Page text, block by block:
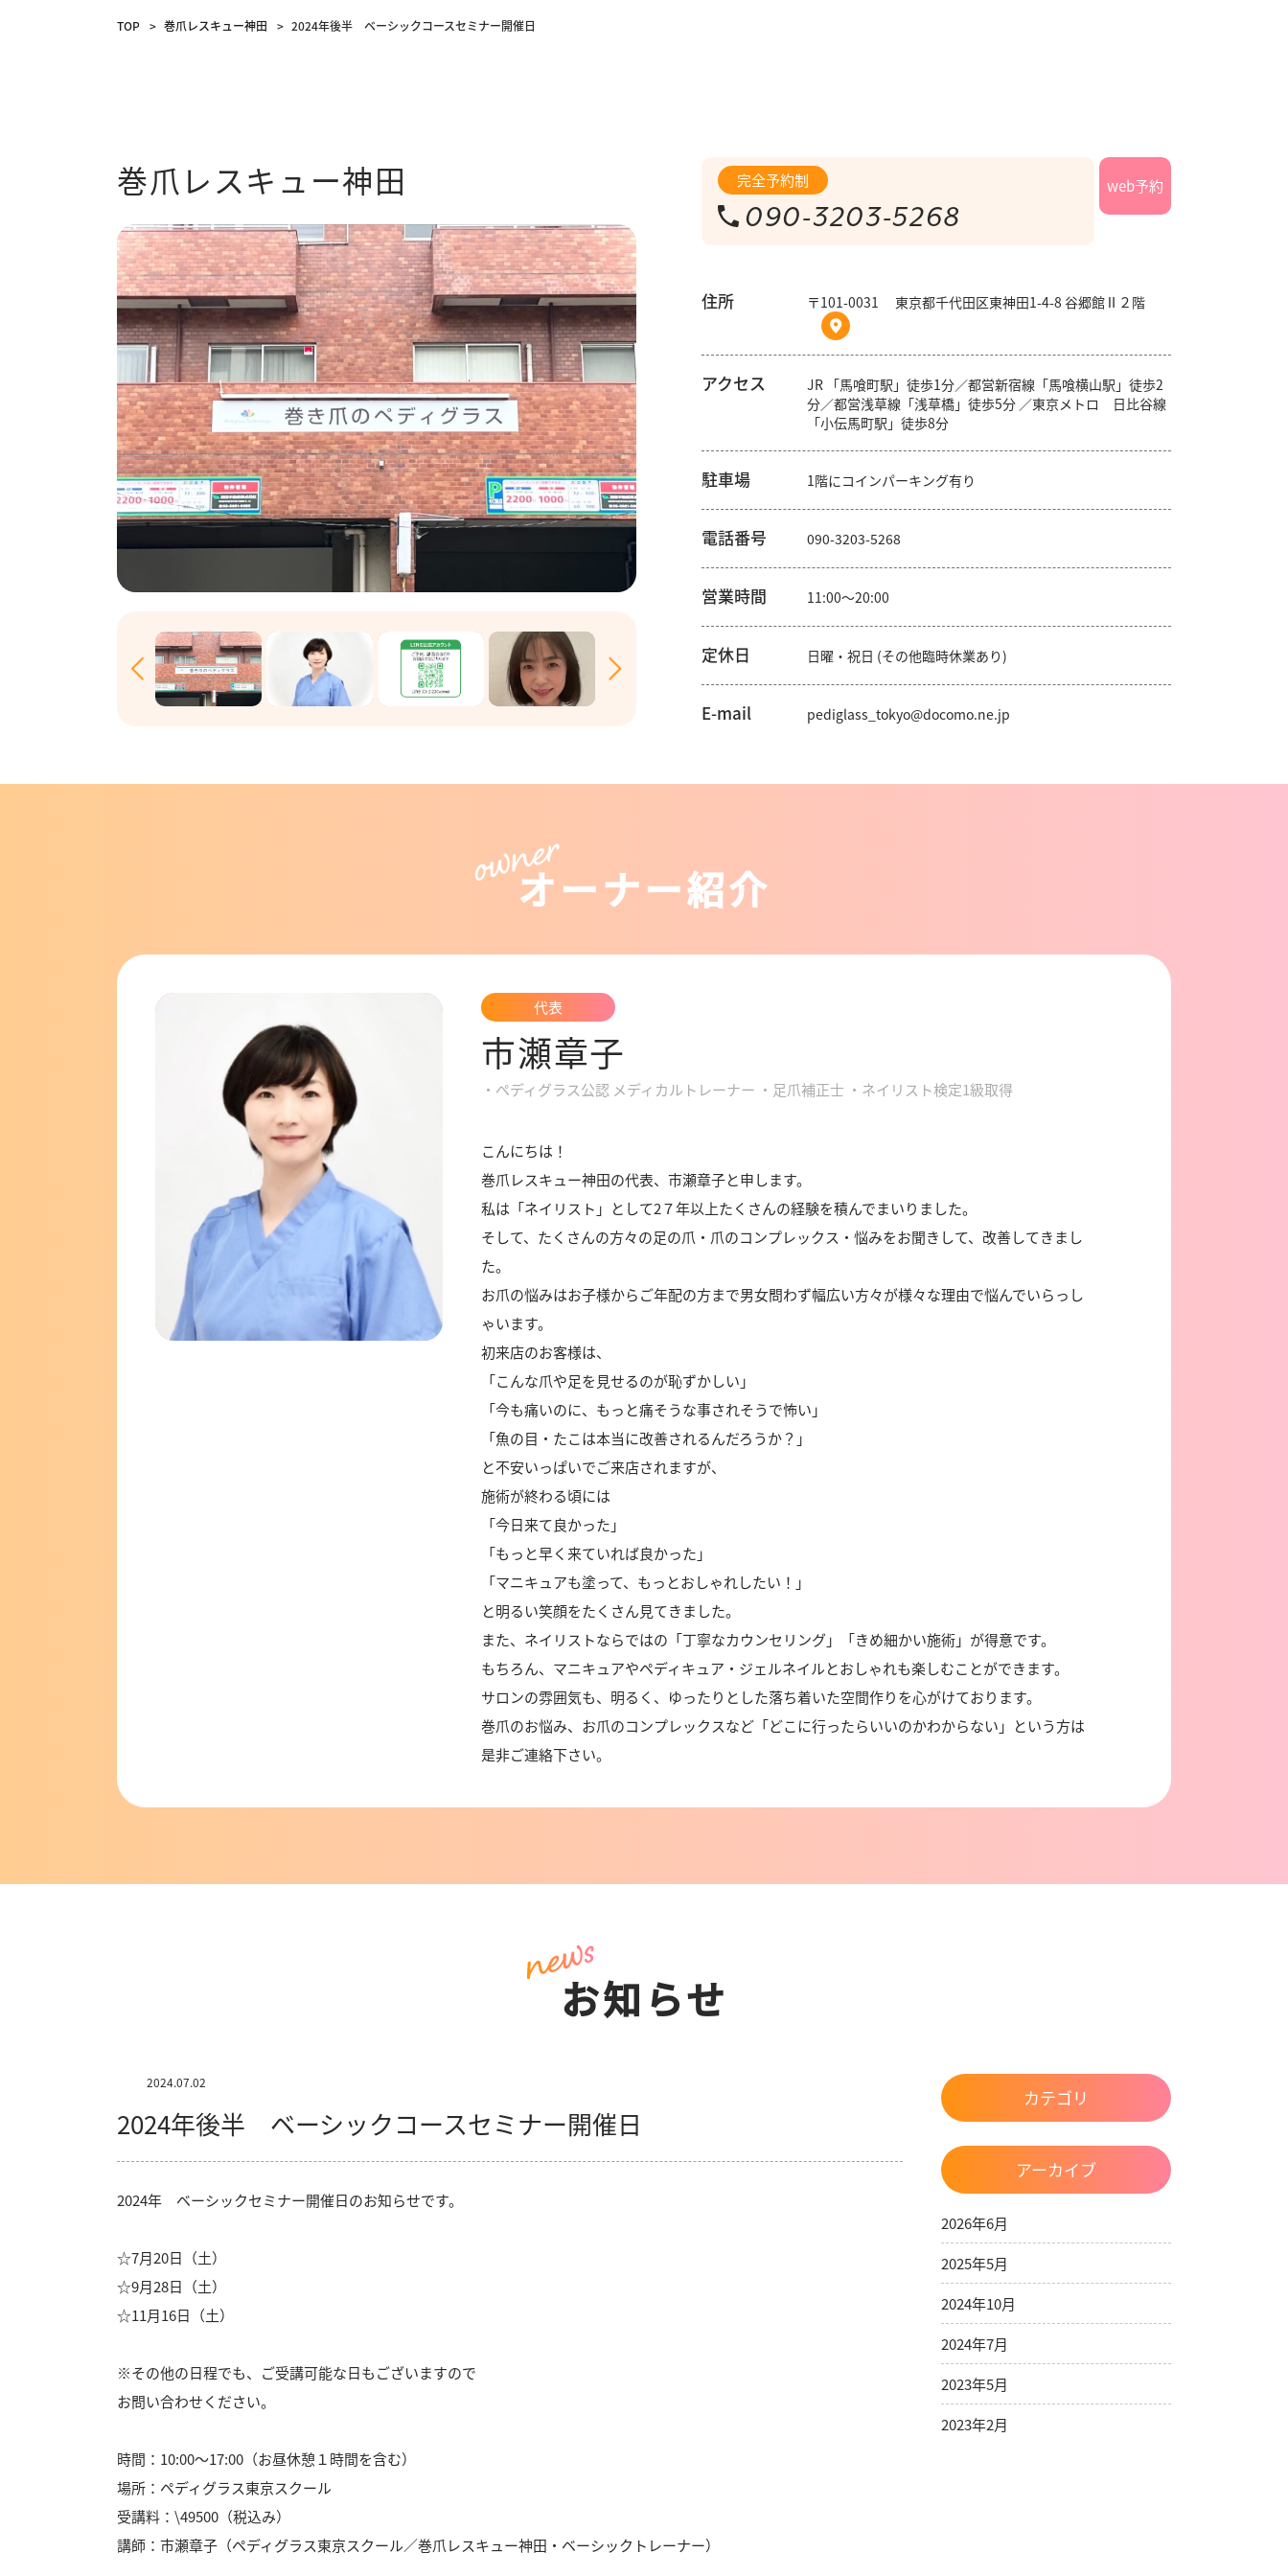
TOP 巻爪レスキュー神田 2024年後半 ベーシックコースセミナー開催日
巻爪レスキュー神田 完全予約制
090-3203-5268
web予約
住所 〒101-0031 東京都千代田区東神田1-4-8 谷郷館Ⅱ２階
アクセス
JR 「馬喰町駅」徒歩1分／都営新宿線「馬喰横山駅」徒歩2
分／都営浅草線「浅草橋」徒歩5分 ／東京メトロ 日比谷線
「小伝馬町駅」徒歩8分
駐車場 1階にコインパーキング有り
電話番号 090-3203-5268
営業時間 11:00〜20:00
定休日 日曜・祝日 (その他臨時休業あり)
E-mail pediglass_tokyo@docomo.ne.jp
オーナー紹介
代表
市瀬章子
・ペディグラス公認 メディカルトレーナー ・足爪補正士 ・ネイリスト検定1級取得
こんにちは！
巻爪レスキュー神田の代表、市瀬章子と申します。
私は「ネイリスト」として2７年以上たくさんの経験を積んでまいりました。
そして、たくさんの方々の足の爪・爪のコンプレックス・悩みをお聞きして、改善してきまし
た。
お爪の悩みはお子様からご年配の方まで男女問わず幅広い方々が様々な理由で悩んでいらっし
ゃいます。
初来店のお客様は、
「こんな爪や足を見せるのが恥ずかしい」
「今も痛いのに、もっと痛そうな事されそうで怖い」
「魚の目・たこは本当に改善されるんだろうか？」
と不安いっぱいでご来店されますが、
施術が終わる頃には
「今日来て良かった」
「もっと早く来ていれば良かった」
「マニキュアも塗って、もっとおしゃれしたい！」
と明るい笑顔をたくさん見てきました。
また、ネイリストならではの「丁寧なカウンセリング」「きめ細かい施術」が得意です。
もちろん、マニキュアやペディキュア・ジェルネイルとおしゃれも楽しむことができます。
サロンの雰囲気も、明るく、ゆったりとした落ち着いた空間作りを心がけております。
巻爪のお悩み、お爪のコンプレックスなど「どこに行ったらいいのかわからない」という方は
是非ご連絡下さい。
お知らせ
2024.07.02
2024年後半 ベーシックコースセミナー開催日
2024年 ベーシックセミナー開催日のお知らせです。
☆7月20日（土）
☆9月28日（土）
☆11月16日（土）
※その他の日程でも、ご受講可能な日もございますので
お問い合わせください。
時間：10:00～17:00（お昼休憩１時間を含む）
場所：ペディグラス東京スクール
受講料：\49500（税込み）
講師：市瀬章子（ペディグラス東京スクール／巻爪レスキュー神田・ベーシックトレーナー）
カテゴリ
アーカイブ
2026年6月
2025年5月
2024年10月
2024年7月
2023年5月
2023年2月